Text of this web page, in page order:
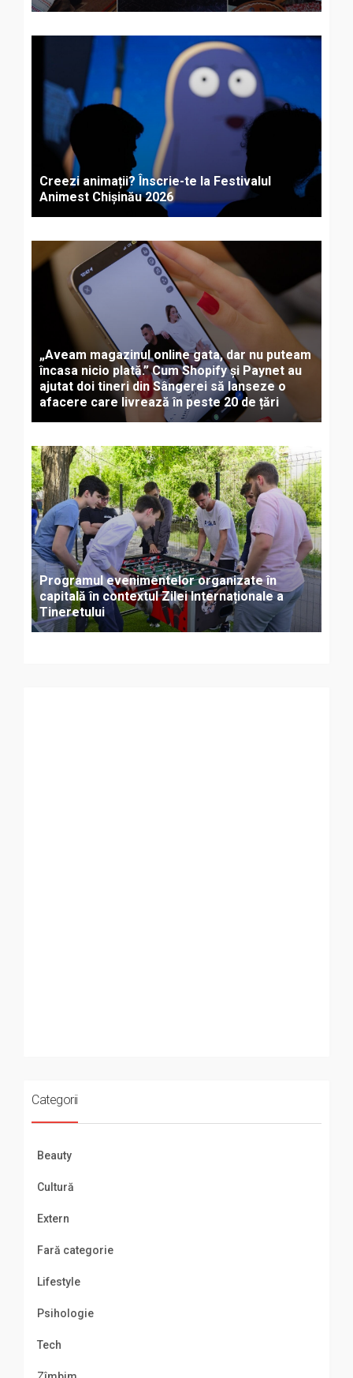
Creezi animații? Înscrie-te la Festivalul
Animest Chișinău 2026
„Aveam magazinul online gata, dar nu puteam
încasa nicio plată.” Cum Shopify și Paynet au
ajutat doi tineri din Sângerei să lanseze o
afacere care livrează în peste 20 de țări
Programul evenimentelor organizate în
capitală în contextul Zilei Internaționale a
Tineretului
Categorii
Beauty
Cultură
Extern
Fară categorie
Lifestyle
Psihologie
Tech